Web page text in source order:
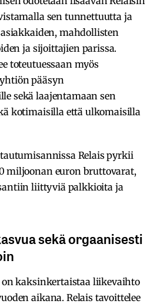
sen tunnettuutta ja
mahdollisten
ja sijoittajien parissa.
toteutuessaan myös
pääsyn
sekä laajentamaan sen
kotimaisilla että ulkomaisilla
Relais pyrkii
miljoonan euron bruttovarat,
liittyviä palkkioita ja
sekä orgaanisesti
kaksinkertaistaa liikevaihto
aikana. Relais tavoittelee